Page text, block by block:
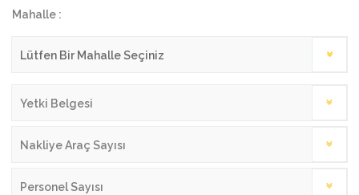
Mahalle :
Yetki Belgesi
Nakliye Araç Sayısı
Personel Sayısı